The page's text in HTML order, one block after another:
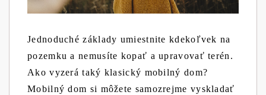
Jednoduché základy umiestnite kdekoľvek na
pozemku a nemusíte kopať a upravovať terén.
Ako vyzerá taký klasický mobilný dom?
Mobilný dom si môžete samozrejme vyskladať